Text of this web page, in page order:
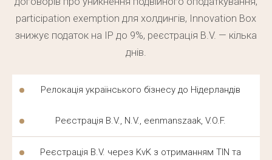
participation exemption для холдингів, Innovation Box
знижує податок на IP до 9%, реєстрація B.V. — кілька
днів.
Релокація українського бізнесу до Нідерландів
Реєстрація B.V., N.V., eenmanszaak, V.O.F.
Реєстрація B.V. через KvK з отриманням TIN та